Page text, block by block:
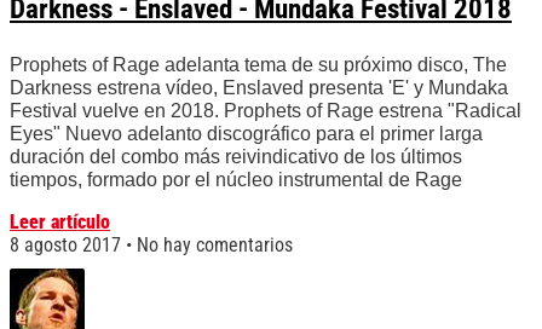
Darkness - Enslaved - Mundaka Festival 2018
Prophets of Rage adelanta tema de su próximo disco, The
Darkness estrena vídeo, Enslaved presenta 'E' y Mundaka
Festival vuelve en 2018. Prophets of Rage estrena "Radical
Eyes" Nuevo adelanto discográfico para el primer larga
duración del combo más reivindicativo de los últimos
tiempos, formado por el núcleo instrumental de Rage
Leer artículo
8 agosto 2017
No hay comentarios